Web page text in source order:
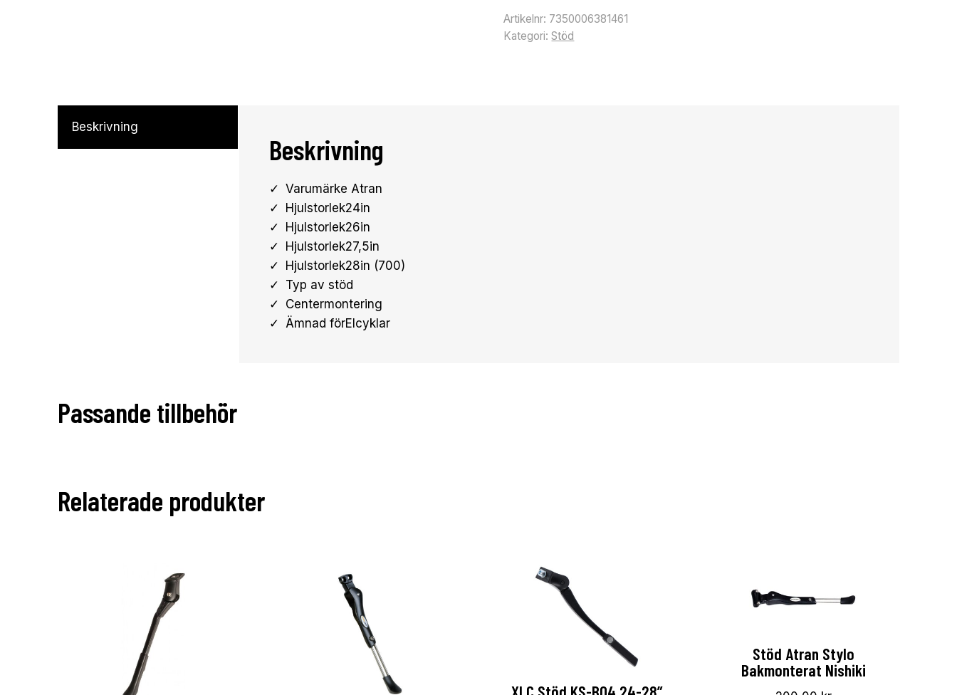
Artikelnr: 7350006381461
Kategori:Stöd
Beskrivning
Beskrivning
Varumärke Atran
Hjulstorlek24in
Hjulstorlek26in
Hjulstorlek27,5in
Hjulstorlek28in (700)
Typ av stöd
Centermontering
Ämnad förElcyklar
Passande tillbehör
Relaterade produkter
XLC Stöd KS-B04 24-28”
Stöd Atran Stylo
Bakmonterat Nishiki